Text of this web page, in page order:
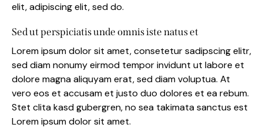
elit, adipiscing elit, sed do.
Sed ut perspiciatis unde omnis iste natus et
Lorem ipsum dolor sit amet, consetetur sadipscing elitr,
sed diam nonumy eirmod tempor invidunt ut labore et
dolore magna aliquyam erat, sed diam voluptua. At
vero eos et accusam et justo duo dolores et ea rebum.
Stet clita kasd gubergren, no sea takimata sanctus est
Lorem ipsum dolor sit amet.